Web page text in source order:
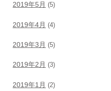
2019年5月 (5)
2019年4月 (4)
2019年3月 (5)
2019年2月 (3)
2019年1月 (2)